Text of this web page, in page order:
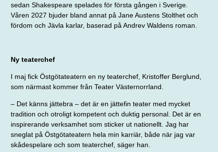
sedan Shakespeare spelades för första gången i Sverige.
Våren 2027 bjuder bland annat på Jane Austens Stolthet och
fördom och Jävla karlar, baserad på Andrev Waldens roman.
Ny teaterchef
I maj fick Östgötateatern en ny teaterchef, Kristoffer Berg­lund,
som närmast kommer från Teater Västernorrland.
– Det känns jättebra – det är en jättefin teater med mycket
tradition och otroligt kompetent och duktig personal. Det är en
inspirerande verksamhet som sticker ut nationellt. Jag har
sneglat på Östgötateatern hela min karriär, både när jag var
skådespelare och som teaterchef, säger han.